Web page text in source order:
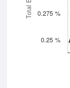
0.25 %
0.275 %